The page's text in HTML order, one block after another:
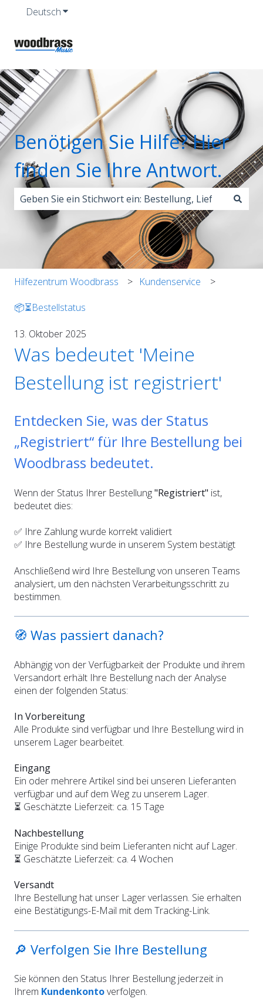
DeutschUntermenü für Übersetzungen anzeigen
Benötigen Sie Hilfe? Hier
finden Sie Ihre Antwort.
Es gibt keine Vorschläge, da das Suchfeld leer ist.
Hilfezentrum Woodbrass Kundenservice
📦⏳Bestellstatus
13. Oktober 2025
Was bedeutet 'Meine
Bestellung ist registriert'
Entdecken Sie, was der Status
„Registriert“ für Ihre Bestellung bei
Woodbrass bedeutet.
Wenn der Status Ihrer Bestellung"Registriert" ist,
bedeutet dies:
✅ Ihre Zahlung wurde korrekt validiert
✅ Ihre Bestellung wurde in unserem System bestätigt
Anschließend wird Ihre Bestellung von unseren Teams
analysiert, um den nächsten Verarbeitungsschritt zu
bestimmen.
🧭 Was passiert danach?
Abhängig von der Verfügbarkeit der Produkte und ihrem
Versandort erhält Ihre Bestellung nach der Analyse
einen der folgenden Status:
In Vorbereitung
Alle Produkte sind verfügbar und Ihre Bestellung wird in
unserem Lager bearbeitet.
Eingang
Ein oder mehrere Artikel sind bei unseren Lieferanten
verfügbar und auf dem Weg zu unserem Lager.
⏳ Geschätzte Lieferzeit: ca. 15 Tage
Nachbestellung
Einige Produkte sind beim Lieferanten nicht auf Lager.
⏳ Geschätzte Lieferzeit: ca. 4 Wochen
Versandt
Ihre Bestellung hat unser Lager verlassen. Sie erhalten
eine Bestätigungs-E-Mail mit dem Tracking-Link.
🔎 Verfolgen Sie Ihre Bestellung
Sie können den Status Ihrer Bestellung jederzeit in
Ihrem Kundenkontoverfolgen.